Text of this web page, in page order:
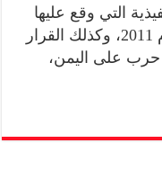
التي وقع عليها
في تشرين الثاني (نوفمبر) من عام 2011، وكذلك القرار
بأنه حرب على اليمن،